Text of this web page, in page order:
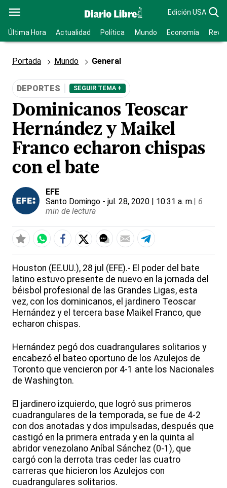
Edición USA
Última Hora Actualidad Política Mundo Economía
Portada Mundo General
DEPORTES SEGUIR TEMA +
Dominicanos Teoscar
Hernández y Maikel
Franco echaron chispas
con el bate
EFE
Santo Domingo - jul. 28, 2020 | 10:31 a. m.| 6
min de lectura
Houston (EE.UU.), 28 jul (EFE).- El poder del bate
latino estuvo presente de nuevo en la jornada del
béisbol profesional de las Grandes Ligas, esta
vez, con los dominicanos, el jardinero Teoscar
Hernández y el tercera base Maikel Franco, que
echaron chispas.
Hernández pegó dos cuadrangulares solitarios y
encabezó el bateo oportuno de los Azulejos de
Toronto que vencieron por 4-1 ante los Nacionales
de Washington.
El jardinero izquierdo, que logró sus primeros
cuadrangulares de la temporada, se fue de 4-2
con dos anotadas y dos impulsadas, después que
castigó en la primera entrada y en la quinta al
abridor venezolano Aníbal Sánchez (0-1), que
cargó con la derrota tras ceder las cuatro
carreras que hicieron los Azulejos con
cuadrangulares solitarios.